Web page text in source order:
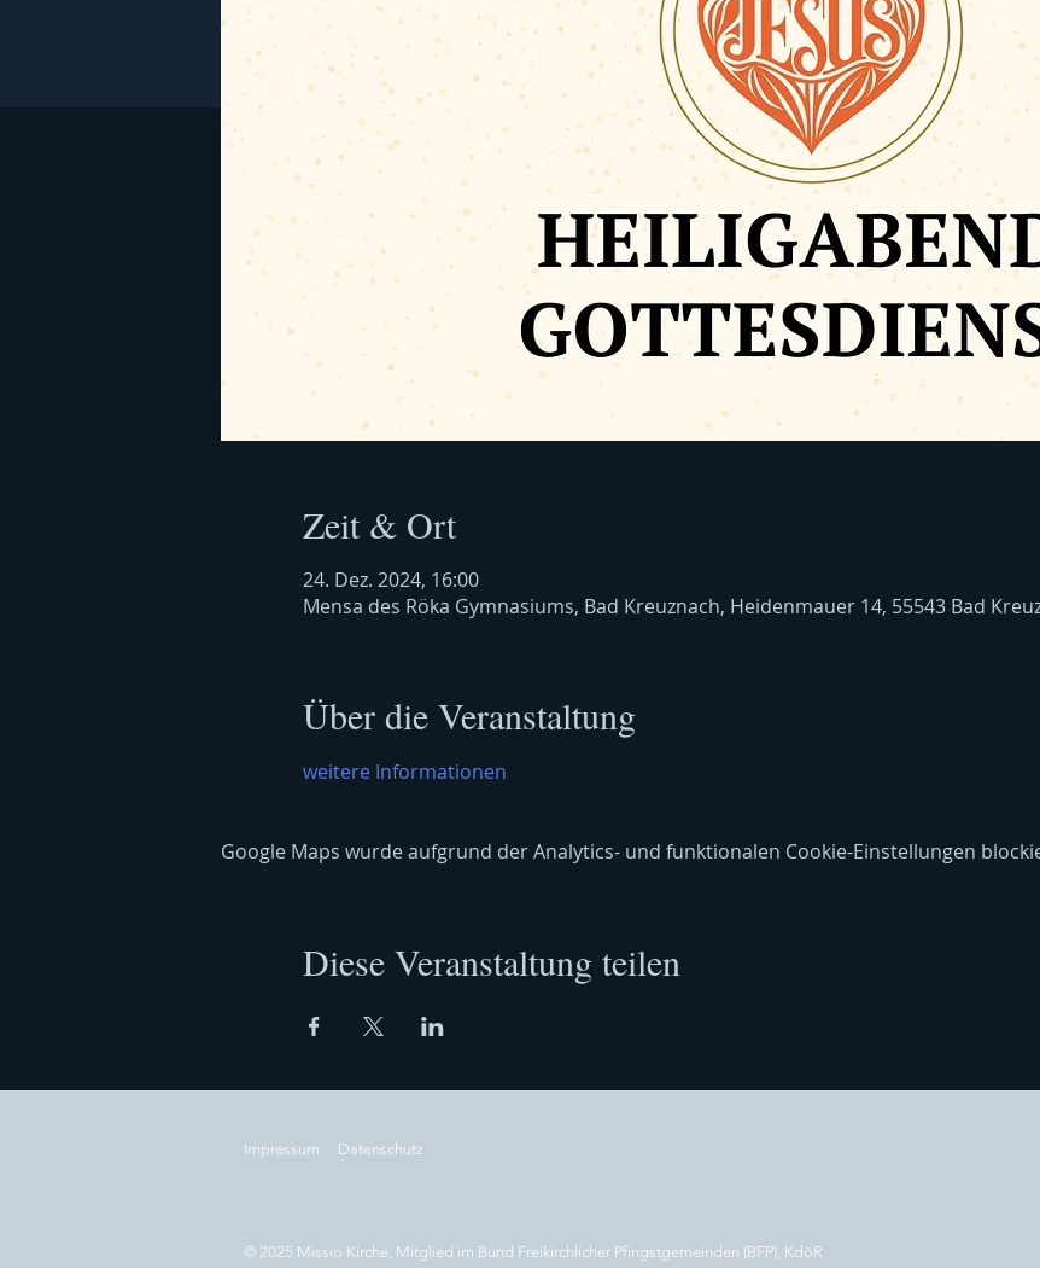
Zeit & Ort
24. Dez. 2024, 16:00
Mensa des Röka Gymnasiums, Bad Kreuznach, Heidenmauer 14, 55543 Bad
Über die Veranstaltung
weitere Informationen
Google Maps wurde aufgrund der Analytics- und funktionalen Cookie-Einstellungen
Diese Veranstaltung teilen
Impressum Datenschutz
© 2025 Missio Kirche, Mitglied im Bund Freikirchlicher Pfingstgemeinden (BFP), KdöR